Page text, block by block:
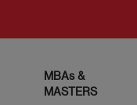
MBAs &
MASTERS